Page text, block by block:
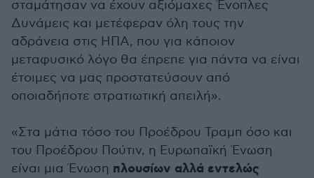
σταμάτησαν να έχουν αξιόμαχες Ένοπλες
Δυνάμεις και μετέφεραν όλη τους την
αδράνεια στις ΗΠΑ, που για κάποιον
μεταφυσικό λόγο θα έπρεπε για πάντα να είναι
έτοιμες να μας προστατεύσουν από
οποιαδήποτε στρατιωτική απειλή».
«Στα μάτια τόσο του Προέδρου Τραμπ όσο και
του Προέδρου Πούτιν, η Ευρωπαϊκή Ένωση
είναι μια Ένωση πλουσίων αλλά εντελώς